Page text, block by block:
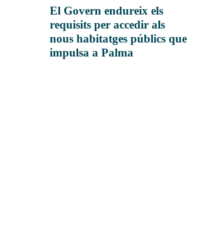
El Govern endureix els
requisits per accedir als
nous habitatges públics que
impulsa a Palma